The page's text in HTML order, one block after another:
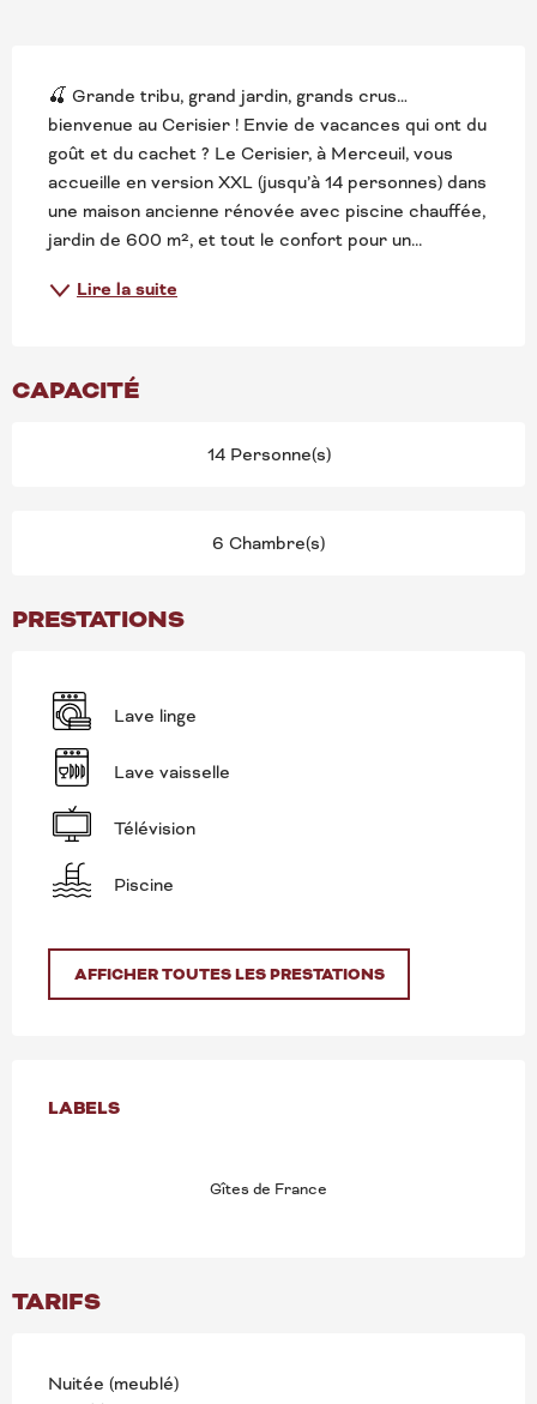
DESCRIPTION
🍒 Grande tribu, grand jardin, grands crus…
bienvenue au Cerisier ! Envie de vacances qui ont du
goût et du cachet ? Le Cerisier, à Merceuil, vous
accueille en version XXL (jusqu’à 14 personnes) dans
une maison ancienne rénovée avec piscine chauffée,
jardin de 600 m², et tout le confort pour un...
Lire la suite
CAPACITÉ
14 Personne(s)
6 Chambre(s)
PRESTATIONS
Lave linge
Lave vaisselle
Télévision
Piscine
AFFICHER TOUTES LES PRESTATIONS
OFFRES DE PRESTATIONS
LABELS
LABELS
Gîtes de France
TARIFS
Nuitée (meublé)